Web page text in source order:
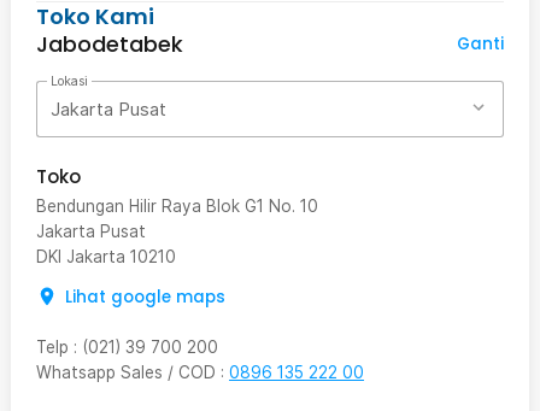
Toko Kami
Jabodetabek
Ganti
Lokasi
Jakarta Pusat
Toko
Bendungan Hilir Raya Blok G1 No. 10
Jakarta Pusat
DKI Jakarta 10210
Lihat google maps
Telp : (021) 39 700 200
Whatsapp Sales / COD : 0896 135 222 00